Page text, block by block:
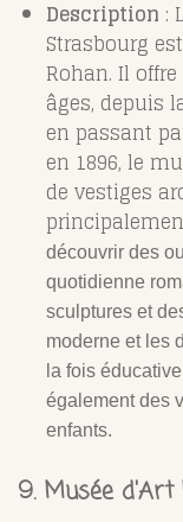
Description :
Strasbourg
Rohan. Il
âges, depuis
en passant
en 1896, le
de vestiges
découvrir des
quotidienne
sculptures et
moderne et les
la fois
également des
enfants.
9. Musée